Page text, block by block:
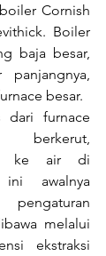
Cornish
Boiler
baja besar,
besar.
dari furnace
berkerut,
ke air di
awalnya
melalui
ekstraksi